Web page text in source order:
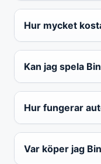
Hur mycket
Kan jag spela
Hur fungerar
Var köper jag